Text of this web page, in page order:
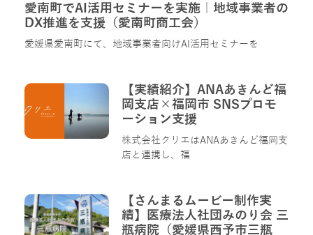
愛南町でAI活用セミナーを実施｜地域事業者の
DX推進を支援（愛南町商工会）
愛媛県愛南町にて、地域事業者向けAI活用セミナーを
【実績紹介】ANAあきんど福
岡支店×福岡市 SNSプロモ
ーション支援
株式会社クリエはANAあきんど福岡支
店と連携し、福
【さんまるムービー制作実
績】医療法人社団みのり会 三
瓶病院（愛媛県西予市三瓶